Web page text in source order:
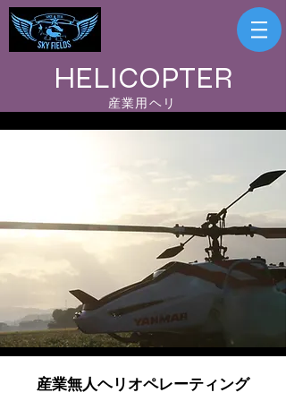
HELICOPTER
産業用ヘリ
産業無人ヘリオペレーティング